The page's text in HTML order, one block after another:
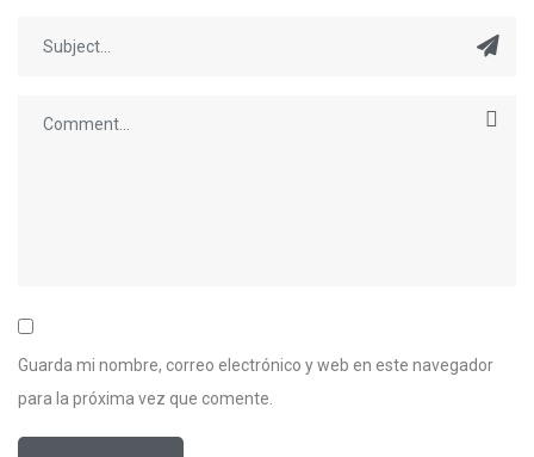
Guarda mi nombre, correo electrónico y web en este navegador
para la próxima vez que comente.